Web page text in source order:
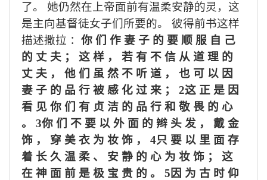
了。 她仍然在上帝面前有温柔安静的灵，这
是主向基督徒女子们所要的。 彼得前书这样
描述撒拉 ： 你 们 作 妻 子 的 要 顺 服 自 己
的 丈 夫 ； 这 样 ， 若 有 不 信 从 道 理 的
丈 夫 ， 他 们 虽 然 不 听 道 ， 也 可 以 因
妻 子 的 品 行 被 感 化 过 来 ；
2这 正 是 因
看 见 你 们 有 贞 洁 的 品 行 和 敬 畏 的 心
。
3你 们 不 要 以 外 面 的 辫 头 发 ， 戴 金
饰 ， 穿 美 衣 为 妆 饰 ，
4只 要 以 里 面 存
着 长 久 温 柔 、 安 静 的 心 为 妆 饰 ； 这
在 神 面 前 是 极 宝 贵 的 。
5因 为 古 时 仰